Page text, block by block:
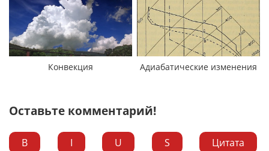
Конвекция Адиабатические изменения
Оставьте комментарий!
B I U S
Цитата